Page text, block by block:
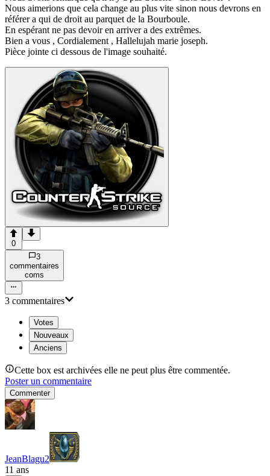
Nous aimerions que cela change au plus vite sinon nous devrons en
référer a qui de droit au parquet de la Bourboule.
En espérant ne pas devoir en arriver a des extrêmes.
Bien a vous , Cordialement , Hallelujah marie joseph.
Pièce jointe ci dessous de l'image souhaité.
0
3
commentaires
coms
3 commentaires
Votes
Nouveaux
Anciens
Cette box est archivées elle ne peut plus être commentée.
Poster un commentaire
Commenter
JeanBlagu2
11 ans